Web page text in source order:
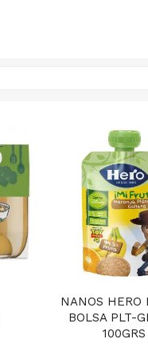
NANOS HERO
BOLSA PLT-
100GRS